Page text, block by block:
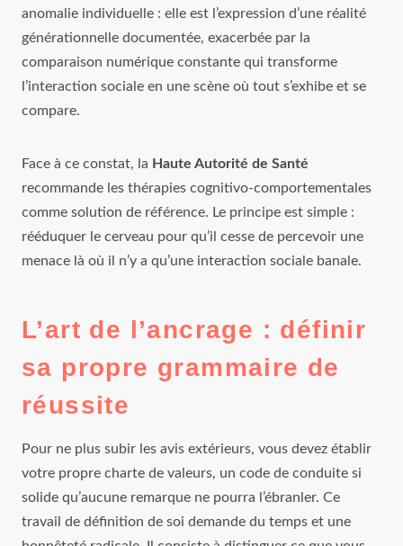
anomalie individuelle : elle est l’expression d’une réalité
générationnelle documentée, exacerbée par la
comparaison numérique constante qui transforme
l’interaction sociale en une scène où tout s’exhibe et se
compare.
Face à ce constat, la Haute Autorité de Santé
recommande les thérapies cognitivo-comportementales
comme solution de référence. Le principe est simple :
rééduquer le cerveau pour qu’il cesse de percevoir une
menace là où il n’y a qu’une interaction sociale banale.
L’art de l’ancrage : définir
sa propre grammaire de
réussite
Pour ne plus subir les avis extérieurs, vous devez établir
votre propre charte de valeurs, un code de conduite si
solide qu’aucune remarque ne pourra l’ébranler. Ce
travail de définition de soi demande du temps et une